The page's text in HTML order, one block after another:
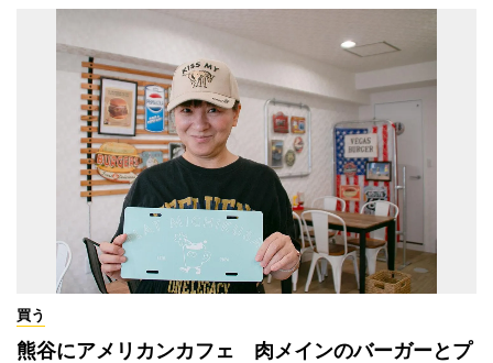
買う
熊谷にアメリカンカフェ 肉メインのバーガーとプ